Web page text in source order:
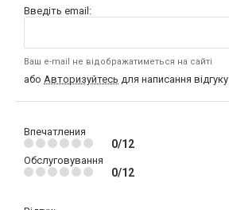
Введіть email:
Ваш e-mail не відображатиметься на сайті
або Авторизуйтесь для написання відгуку
Впечатления
0/12
Обслуговування
0/12